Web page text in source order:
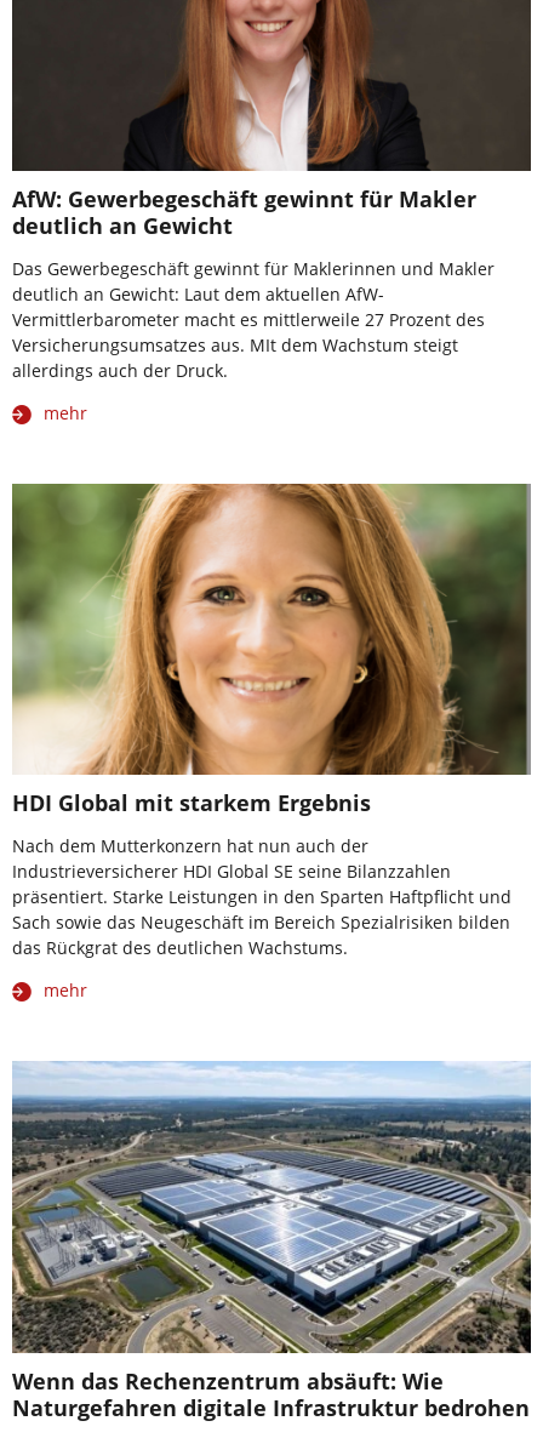
AfW: Gewerbegeschäft gewinnt für Makler
deutlich an Gewicht
Das Gewerbegeschäft gewinnt für Maklerinnen und Makler
deutlich an Gewicht: Laut dem aktuellen AfW-
Vermittlerbarometer macht es mittlerweile 27 Prozent des
Versicherungsumsatzes aus. MIt dem Wachstum steigt
allerdings auch der Druck.
mehr
HDI Global mit starkem Ergebnis
Nach dem Mutterkonzern hat nun auch der
Industrieversicherer HDI Global SE seine Bilanzzahlen
präsentiert. Starke Leistungen in den Sparten Haftpflicht und
Sach sowie das Neugeschäft im Bereich Spezialrisiken bilden
das Rückgrat des deutlichen Wachstums.
mehr
Wenn das Rechenzentrum absäuft: Wie
Naturgefahren digitale Infrastruktur bedrohen